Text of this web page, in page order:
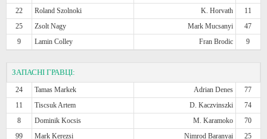
22
Roland Szolnoki K. Horvath
11
25
Zsolt Nagy Mark Mucsanyi
47
9
Lamin Colley Fran Brodic 9
ЗАПАСНІ ГРАВЦІ:
24 Tamas Markek Adrian Denes
77
11
Tiscsuk Artem D. Kaczvinszki
74
8
Dominik Kocsis M. Karamoko
70
99
Mark Kerezsi Nimrod Baranyai
25